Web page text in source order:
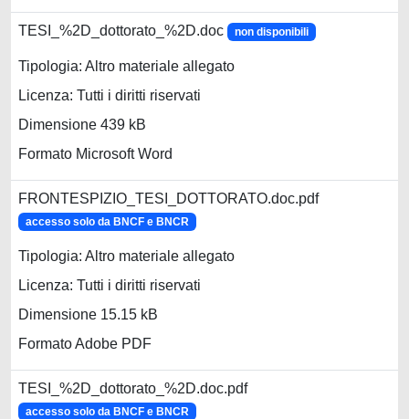
TESI_%2D_dottorato_%2D.doc non disponibili
Tipologia: Altro materiale allegato
Licenza: Tutti i diritti riservati
Dimensione 439 kB
Formato Microsoft Word
FRONTESPIZIO_TESI_DOTTORATO.doc.pdf
accesso solo da BNCF e BNCR
Tipologia: Altro materiale allegato
Licenza: Tutti i diritti riservati
Dimensione 15.15 kB
Formato Adobe PDF
TESI_%2D_dottorato_%2D.doc.pdf
accesso solo da BNCF e BNCR